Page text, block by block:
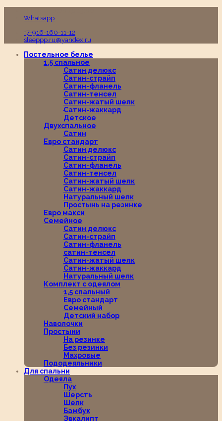
Whatsapp
+7-916-160-11-12
sleeppp.ru@yandex.ru
Постельное белье
1,5 спальное
Сатин делюкс
Сатин-страйп
Сатин-фланель
Сатин-тенсел
Сатин-жатый шелк
Сатин-жаккард
Детское
Двухспальное
Сатин
Евро стандарт
Сатин делюкс
Сатин-страйп
Сатин-фланель
Сатин-тенсел
Сатин-жатый шелк
Сатин-жаккард
Натуральный шелк
Простынь на резинке
Евро макси
Семейное
Сатин делюкс
Сатин-страйп
Сатин-фланель
сатин-тенсел
Сатин-жатый шелк
Сатин-жаккард
Натуральный шелк
Комплект с одеялом
1,5 спальный
Евро стандарт
Семейный
Детский набор
Наволочки
Простыни
На резинке
Без резинки
Махровые
Пододеяльники
Для спальни
Одеяла
Пух
Шерсть
Шелк
Бамбук
Эвкалипт